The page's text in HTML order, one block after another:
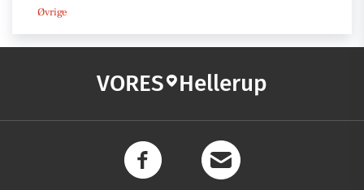
Øvrige
VORES Hellerup